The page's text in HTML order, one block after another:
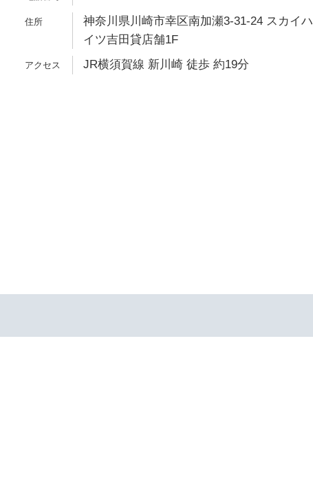
神奈川県川崎市幸区南加瀬3-31-24 スカイハ
イツ吉田貸店舗1F
JR横須賀線 新川崎 徒歩 約19分